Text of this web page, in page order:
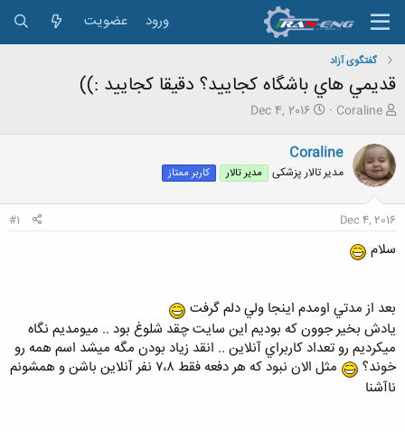
ورود عضویت
گفتگوی آزاد
قديمي هاي باشگاه كجاييد؟ دقيقا كجاييد :))
ش
و
ع
ک
ن
ن
د
ه
م
و
ع
Coraline
ت
ی
خ
ر
Dec 4, 2016
Coraline
مدیر تالار پزشکی مدیر تالار کاربر ممتاز
Dec 4, 2016
#1
سلام
بعد از مدتي اومدم اينجا ولي دلم گرفت
يادش بخير جوون كه بوديم اين سايت چقد شلوغ بود .. ميومديم نگاه
ميكرديم رو تعداد كاربراي آنلاين .. انقد زياد بودن مگه ميشد اسم همه رو
خوند؟
مثل الان نبود كه هر دفعه فقط ٧،٨ نفر آنلاين باشن و همشونم
ناآشنا